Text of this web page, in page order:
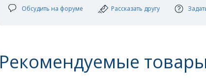
Обсудить на форуме Рассказать другу
Рекомендуемые товары